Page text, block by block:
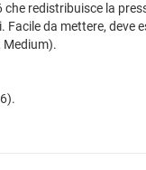
redistribuisce la
Facile da mettere,
Medium).